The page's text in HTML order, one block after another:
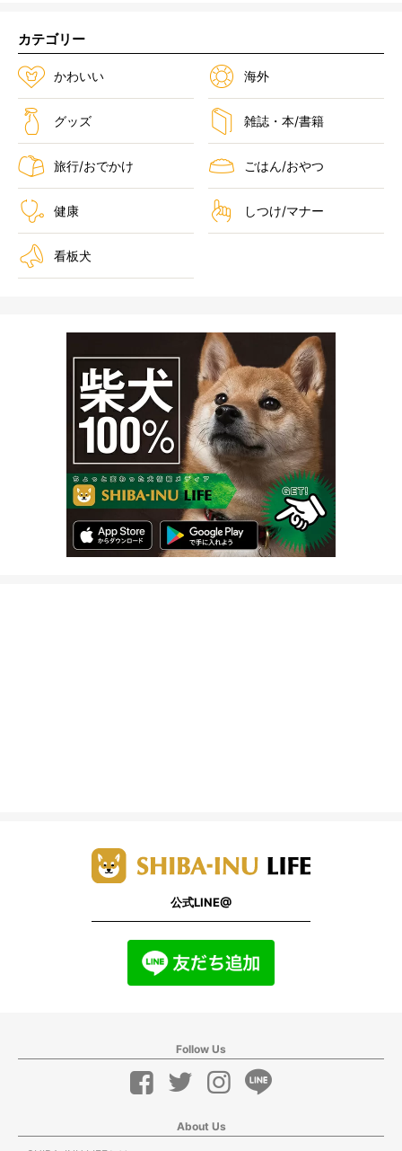
カテゴリー
かわいい 海外
グッズ 雑誌・本/書籍
旅行/おでかけ ごはん/おやつ
健康 しつけ/マナー
看板犬
公式LINE@
Follow Us
About Us